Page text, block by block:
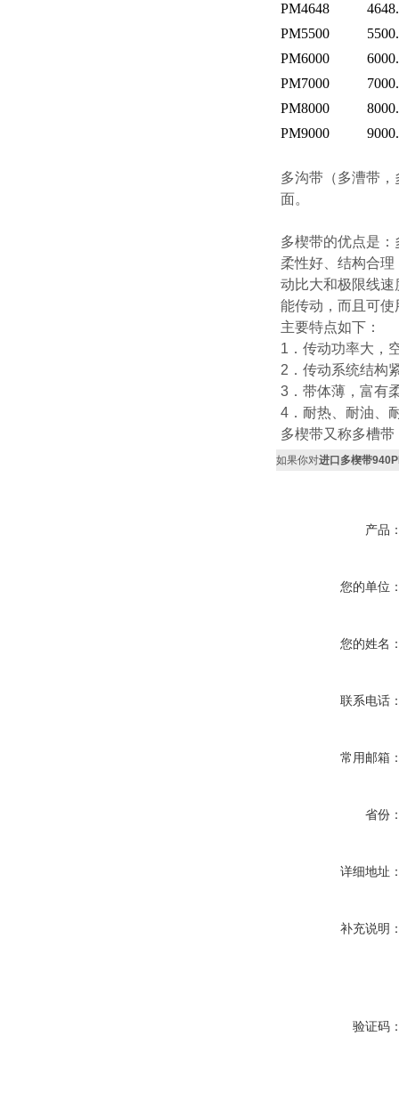
PM4648
PM5500
PM6000
PM7000
PM8000
PM9000
多沟带（多漕带
面。
多楔带的优点是
柔性好、结构合
动比大和极限线
能传动，而且可
主要特点如下：
1．传动功率大，
2．传动系统结构
3．带体薄，富有
4．耐热、耐油、
多楔带又称多槽
如果你对进口多楔带
产品
您的单位
您的姓名
联系电话
常用邮箱
省份
详细地址
补充说明
验证码